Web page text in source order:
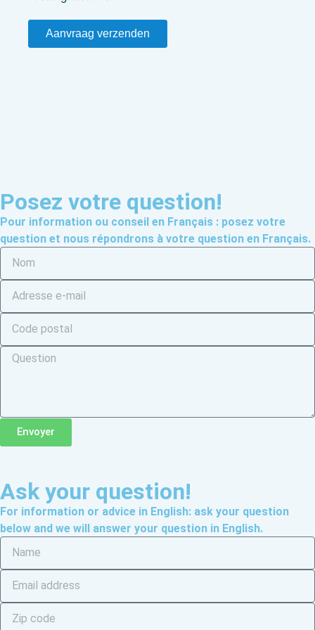
Aanvraag verzenden
Posez votre question!
Pour information ou conseil en Français : posez votre
question et nous répondrons à votre question en Français.
Envoyer
Ask your question!
For information or advice in English: ask your question
below and we will answer your question in English.